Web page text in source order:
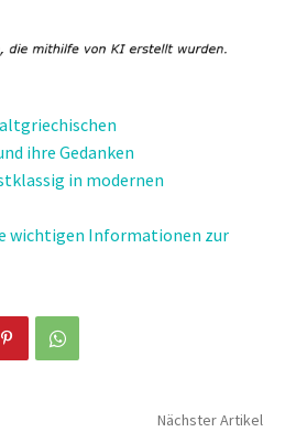
ihre Gedanken
in modernen
wichtigen Informationen zur
Nächster Artikel